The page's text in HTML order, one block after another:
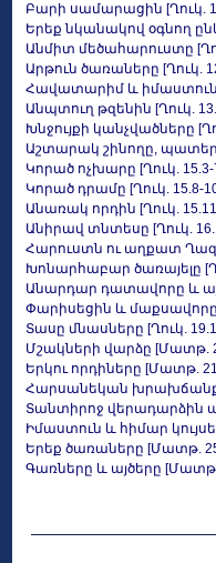
Բարի սամարացին [Ղուկ.
Երեք նկանակով օգնող
Անմիտ մեծահարուստը
Արթուն ծառաները [Ղուկ.
Հավատարիմ և իմաստուն
Անպտուղ թզենին [Ղուկ.
Խնջույքի կանչվածները
Աշտարակ շինողը,
Կորած ոչխարը [Ղուկ. 15.3-
Կորած դրամը [Ղուկ. 15.8-
Անառակ որդին [Ղուկ.
Անիրավ տնտեսը [Ղուկ.
Հարուստն ու աղքատ
Խոնարհաբար ծառայելը
Անարդար դատավորը և
Փարիսեցին և մաքսավորը
Տասը մնասները [Ղուկ.
Մշակների վարձը [Մատթ.
Երկու որդիները [Մատթ.
Հարսանեկան
Տանտիրոջ վերադարձին
Իմաստուն և հիմար
Երեք ծառաները [Մատթ.
Գառները և այծերը [Մատթ.